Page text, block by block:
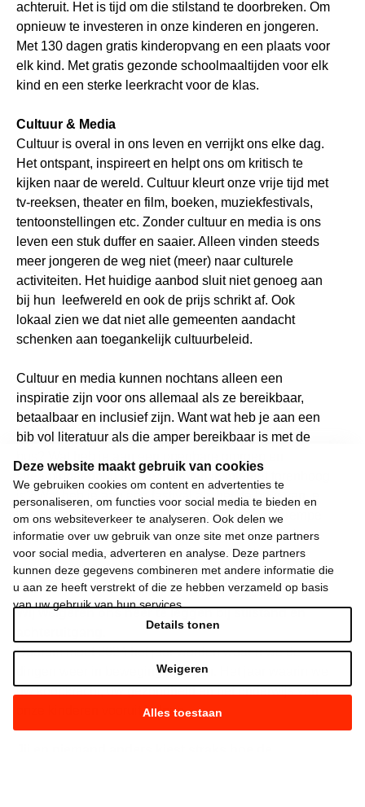
Deze website maakt gebruik van cookies
We gebruiken cookies om content en advertenties te
personaliseren, om functies voor social media te bieden en
om ons websiteverkeer te analyseren. Ook delen we
informatie over uw gebruik van onze site met onze partners
voor social media, adverteren en analyse. Deze partners
kunnen deze gegevens combineren met andere informatie die
u aan ze heeft verstrekt of die ze hebben verzameld op basis
van uw gebruik van hun services.
Alles toestaan
Weigeren
Details tonen
achteruit. Het is tijd om die stilstand te doorbreken. Om
opnieuw te investeren in onze kinderen en jongeren.
Met 130 dagen gratis kinderopvang en een plaats voor
elk kind. Met gratis gezonde schoolmaaltijden voor elk
kind en een sterke leerkracht voor de klas.
Cultuur & Media
Cultuur is overal in ons leven en verrijkt ons elke dag.
Het ontspant, inspireert en helpt ons om kritisch te
kijken naar de wereld. Cultuur kleurt onze vrije tijd met
tv-reeksen, theater en film, boeken, muziekfestivals,
tentoonstellingen etc. Zonder cultuur en media is ons
leven een stuk duffer en saaier. Alleen vinden steeds
meer jongeren de weg niet (meer) naar culturele
activiteiten. Het huidige aanbod sluit niet genoeg aan
bij hun leefwereld en ook de prijs schrikt af. Ook
lokaal zien we dat niet alle gemeenten aandacht
schenken aan toegankelijk cultuurbeleid.
Cultuur en media kunnen nochtans alleen een
inspiratie zijn voor ons allemaal als ze bereikbaar,
betaalbaar en inclusief zijn. Want wat heb je aan een
bib vol literatuur als die amper bereikbaar is met de
streamingaanbod als de prijs van je internet torenhoog
is? Wat heb je aan een festival als het de huur van je
kot hypothekeert? Vooruit wil élke bestaande drempel
wegwerken. Wij willen werk maken van een sterke
openbare omroep en een kwaliteitsvol cultureel
aanbod, toegankelijk voor iedereen.
Wij weigeren ons neer te leggen bij stilstand en
Daarom moet 2024 het jaar worden waarin we de
dingen weer in beweging brengen. Het jaar waarin we
uw koopkracht, uw gezondheid en het onderwijs van
onze kinderen vooruit helpen.